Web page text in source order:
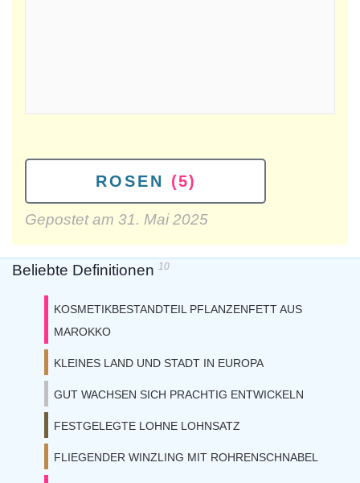
ROSEN (5)
Gepostet am 31. Mai 2025
Beliebte Definitionen 10
KOSMETIKBESTANDTEIL PFLANZENFETT AUS
MAROKKO
KLEINES LAND UND STADT IN EUROPA
GUT WACHSEN SICH PRACHTIG ENTWICKELN
FESTGELEGTE LOHNE LOHNSATZ
FLIEGENDER WINZLING MIT ROHRENSCHNABEL